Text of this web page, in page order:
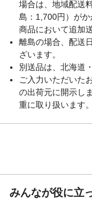
場合は、地域配送
島：1,700円）が
商品において追加
離島の場合、配送
ざいます。
別送品は、北海道
ご入力いただいた
の出荷元に開示し
重に取り扱います。
みんなが役に立